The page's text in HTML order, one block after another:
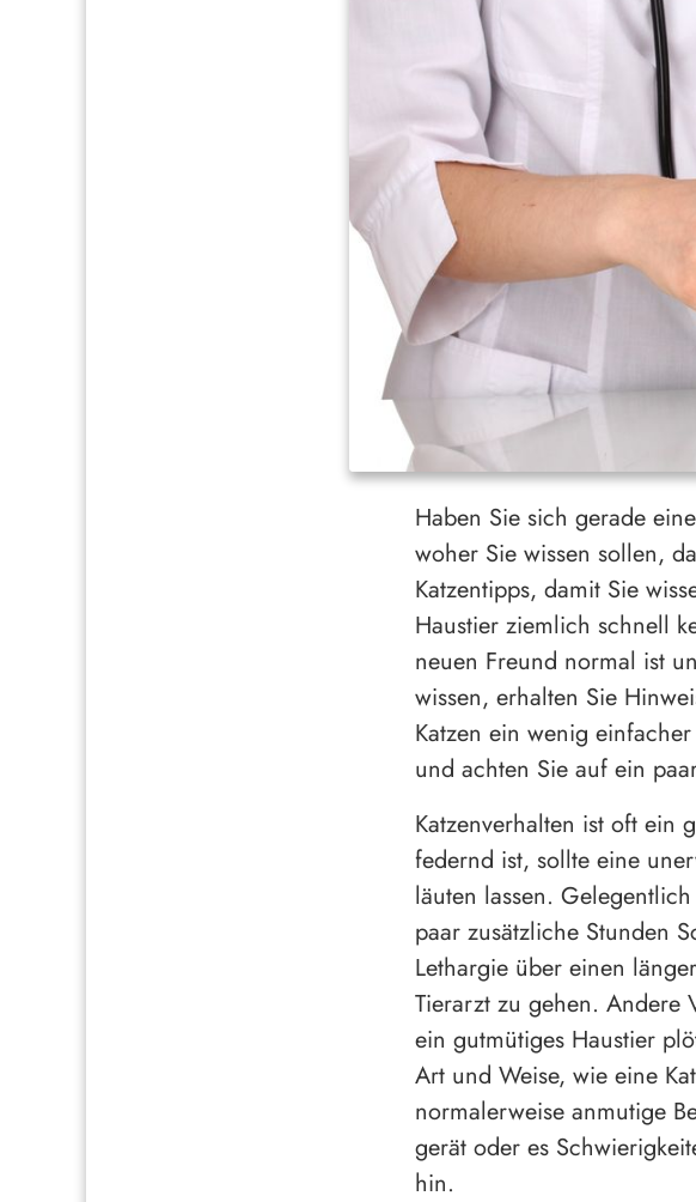
Haben Sie sich gerade
woher Sie wissen sollen,
Katzentipps, damit Sie
Haustier ziemlich schnell
neuen Freund normal ist
wissen, erhalten Sie
Katzen ein wenig
und achten Sie auf ein
Katzenverhalten ist oft ein
federnd ist, sollte eine
läuten lassen.
paar zusätzliche Stunden
Lethargie über einen
Tierarzt zu gehen. Andere
ein gutmütiges Haustier
Art und Weise, wie eine
normalerweise anmutige
gerät oder es
hin.